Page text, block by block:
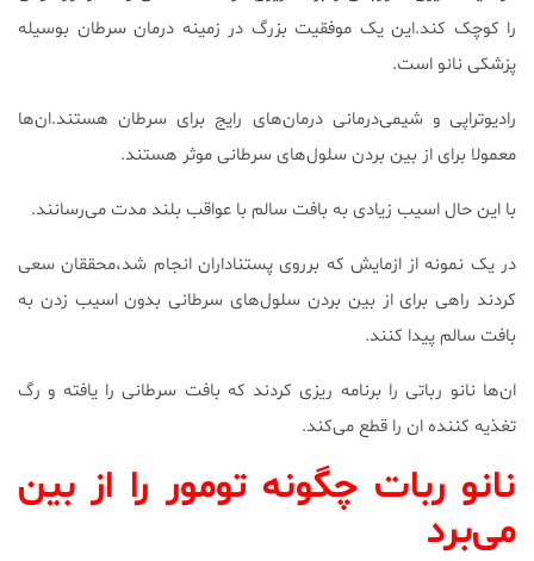
را کوچک کند.این یک موفقیت بزرگ در زمینه درمان سرطان بوسیله
پزشکی نانو است.
رادیوتراپی و شیمی‌درمانی درمان‌های رایج برای سرطان هستند.ان‌ها
معمولا برای از بین بردن سلول‌های سرطانی موثر هستند.
با این حال اسیب زیادی به بافت سالم با عواقب بلند مدت می‌رسانند.
در یک نمونه از ازمایش که برروی پستناداران انجام شد،محققان سعی
کردند راهی برای از بین بردن سلول‌های سرطانی بدون اسیب زدن به
بافت سالم پیدا کنند.
ان‌ها نانو رباتی را برنامه ریزی کردند که بافت سرطانی را یافته و رگ
تغذیه کننده ان را قطع می‌کند.
نانو ربات چگونه تومور را از بین
می‌برد